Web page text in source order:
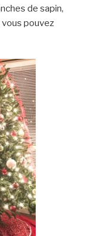
de sapin,
pouvez